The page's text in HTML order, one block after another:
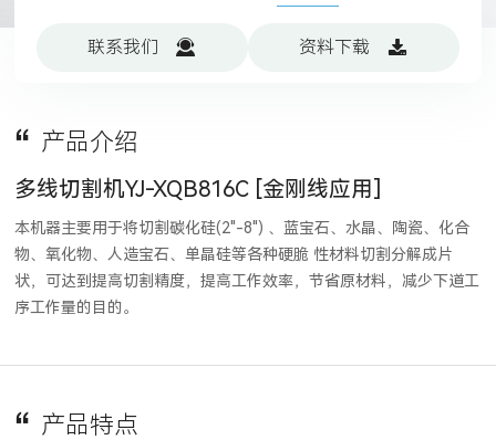
联系我们 资料下载
产品介绍
多线切割机YJ-XQB816C [金刚线应用]
本机器主要用于将切割碳化硅(2"-8") 、蓝宝石、水晶、陶瓷、化合
物、氧化物、人造宝石、单晶硅等各种硬脆 性材料切割分解成片
状，可达到提高切割精度，提高工作效率，节省原材料，减少下道工
序工作量的目的。
产品特点